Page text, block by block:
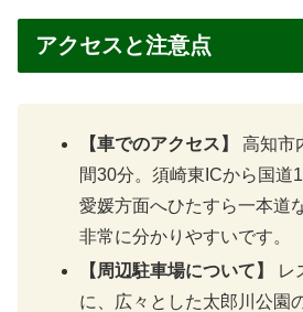
アクセスと注意点
【車でのアクセス】
高知市
間30分。須崎東ICから国道
愛媛方面へひたすら一本道
非常に分かりやすいです。
【周辺駐車場について】
レ
に、広々とした太郎川公園